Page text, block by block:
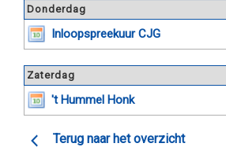
Donderdag
Inloopspreekuur CJG
Zaterdag
't Hummel Honk
Terug naar het overzicht